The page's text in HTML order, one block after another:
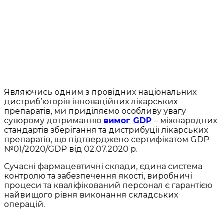
Являючись одним з провідних національних
дистриб’юторів інноваційних лікарських
препаратів, ми приділяємо особливу увагу
суворому дотриманню вимог GDP – міжнародних
стандартів зберігання та дистрибуції лікарських
препаратів, що підтверджено сертифікатом GDP
№01/2020/GDP від 02.07.2020 р.
Сучасні фармацевтичні склади, єдина система
контролю та забезпечення якості, виробничі
процеси та кваліфікований персонал є гарантією
найвищого рівня виконання складських
операцій.